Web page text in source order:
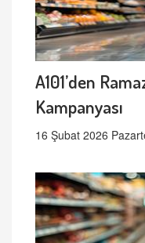
A101’den
Kampanyası
16 Şubat 2026